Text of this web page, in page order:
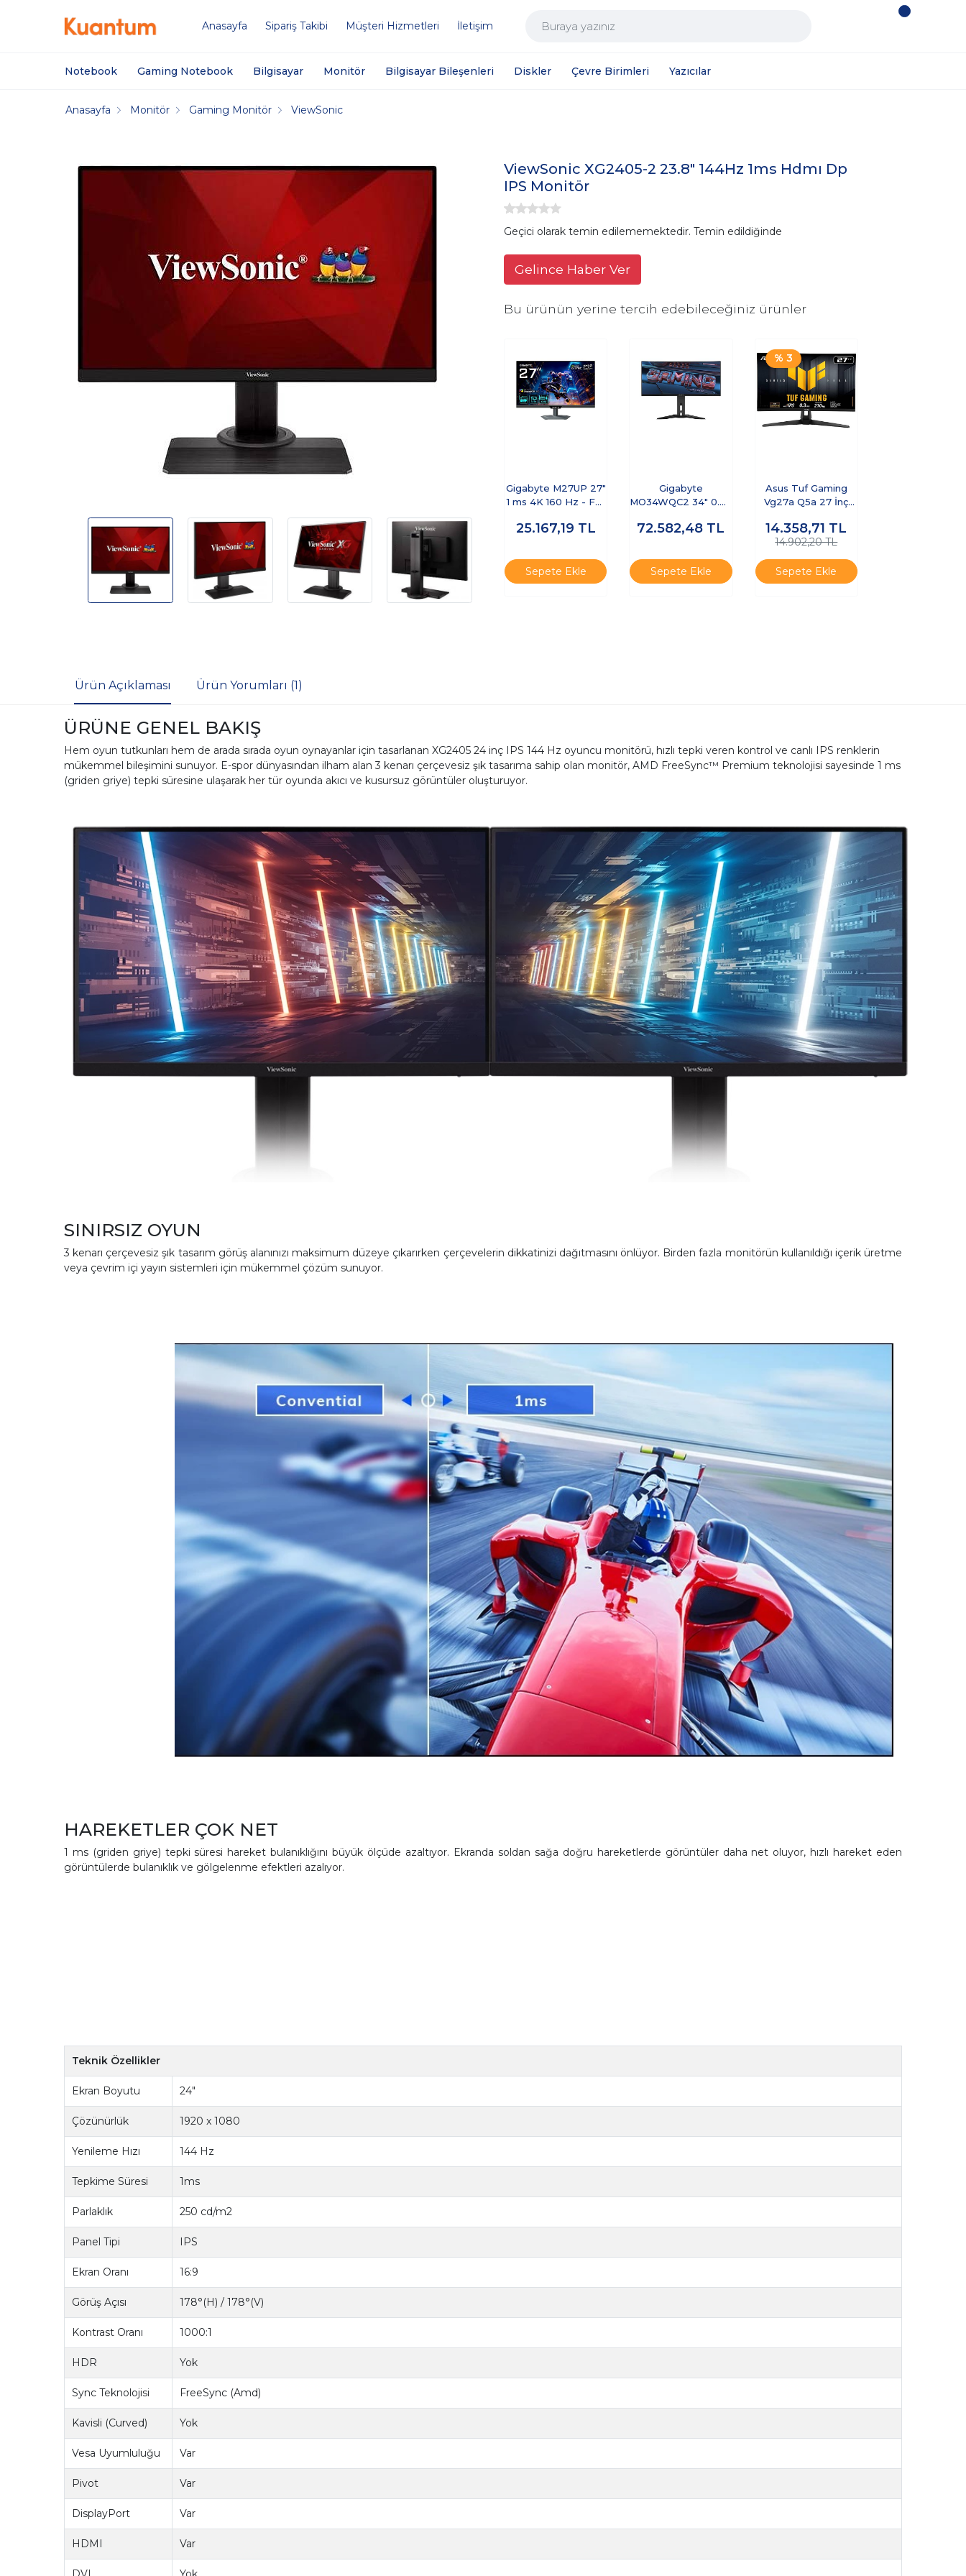
Anasayfa Sipariş Takibi Müşteri Hizmetleri İletişim
Notebook Gaming Notebook Bilgisayar Monitör Bilgisayar Bileşenleri Diskler Çevre Birimleri Yazıcılar
Anasayfa Monitör Gaming Monitör ViewSonic
ViewSonic XG2405-2 23.8" 144Hz 1ms Hdmı Dp
IPS Monitör
Geçici olarak temin edilememektedir. Temin edildiğinde
Gelince Haber Ver
Bu ürünün yerine tercih edebileceğiniz ürünler
Gigabyte M27UP 27"
1 ms 4K 160 Hz - Full
Oyuncu Monitörü
25.167,19 TL
Sepete Ekle
Gigabyte
MO34WQC2 34" 0.03
Oyuncu Monitör
72.582,48 TL
Sepete Ekle
% 3
Asus Tuf Gaming
Vg27a Q5a 27 İnç
Adaptive S
14.358,71 TL
14.902,20 TL
Sepete Ekle
Ürün Açıklaması Ürün Yorumları (1)
ÜRÜNE GENEL BAKIŞ
Hem oyun tutkunları hem de arada sırada oyun oynayanlar için tasarlanan XG2405 24 inç IPS 144 Hz oyuncu monitörü, hızlı tepki veren kontrol ve canlı IPS renklerin
mükemmel bileşimini sunuyor. E-spor dünyasından ilham alan 3 kenarı çerçevesiz şık tasarıma sahip olan monitör, AMD FreeSync™ Premium teknolojisi sayesinde 1 ms
(griden griye) tepki süresine ulaşarak her tür oyunda akıcı ve kusursuz görüntüler oluşturuyor.
SINIRSIZ OYUN
3 kenarı çerçevesiz şık tasarım görüş alanınızı maksimum düzeye çıkarırken çerçevelerin dikkatinizi dağıtmasını önlüyor. Birden fazla monitörün kullanıldığı içerik üretme
veya çevrim içi yayın sistemleri için mükemmel çözüm sunuyor.
HAREKETLER ÇOK NET
1 ms (griden griye) tepki süresi hareket bulanıklığını büyük ölçüde azaltıyor. Ekranda soldan sağa doğru hareketlerde görüntüler daha net oluyor, hızlı hareket eden
görüntülerde bulanıklık ve gölgelenme efektleri azalıyor.
Teknik Özellikler
Ekran Boyutu 24"
Çözünürlük 1920 x 1080
Yenileme Hızı 144 Hz
Tepkime Süresi 1ms
Parlaklık 250 cd/m2
Panel Tipi IPS
Ekran Oranı 16:9
Görüş Açısı 178°(H) / 178°(V)
Kontrast Oranı 1000:1
HDR Yok
Sync Teknolojisi FreeSync (Amd)
Kavisli (Curved) Yok
Vesa Uyumluluğu Var
Pivot Var
DisplayPort Var
HDMI Var